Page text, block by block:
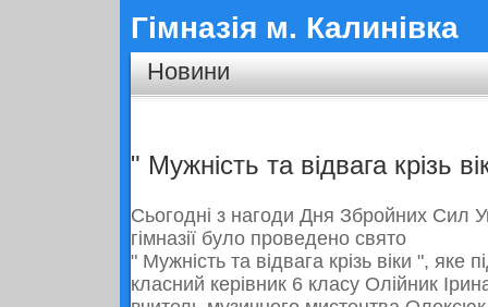
Гімназія м. Калинівка
Новини
" Мужність та відвага крізь
Сьогодні з нагоди Дня Збройних Сил
гімназії було проведено свято
" Мужність та відвага крізь віки ", яке
класний керівник 6 класу Олійник